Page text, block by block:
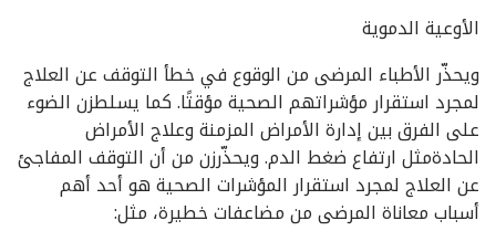
الأوعية الدموية
ويحذّر الأطباء المرضى من الوقوع في خطأ التوقف عن العلاج
لمجرد استقرار مؤشراتهم الصحية مؤقتًا. كما يسلطزن الضوء
على الفرق بين إدارة الأمراض المزمنة وعلاج الأمراض
الحادةمثل ارتفاع ضغط الدم. ويحذّرزن من أن التوقف المفاجئ
عن العلاج لمجرد استقرار المؤشرات الصحية هو أحد أهم
أسباب معاناة المرضى من مضاعفات خطيرة، مثل: